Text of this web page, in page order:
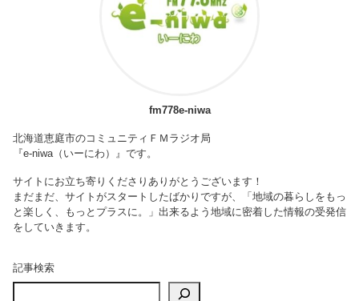
fm778e-niwa
北海道恵庭市のコミュニティＦＭラジオ局
『e-niwa（いーにわ）』です。
サイトにお立ち寄りくださりありがとうございます！
まだまだ、サイトがスタートしたばかりですが、「地域の暮らしをもっ
と楽しく、もっとプラスに。」出来るよう地域に密着した情報の受発信
をしていきます。
記事検索